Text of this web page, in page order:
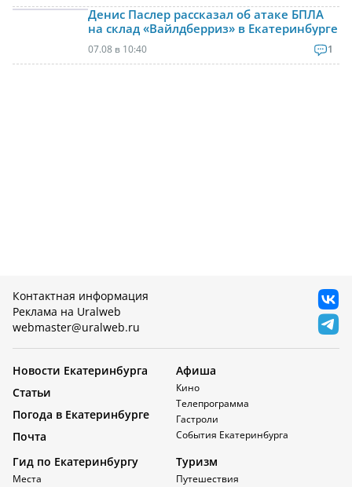
Денис Паслер рассказал об атаке БПЛА
на склад «Вайлдберриз» в Екатеринбурге
07.08 в 10:40 1
Контактная информация
Реклама на Uralweb
webmaster@uralweb.ru
Новости Екатеринбурга
Статьи
Погода в Екатеринбурге
Почта
Афиша
Кино
Телепрограмма
Гастроли
События Екатеринбурга
Гид по Екатеринбургу
Места
Туризм
Путешествия